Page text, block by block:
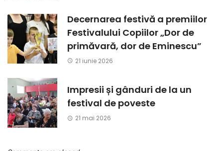
Decernarea festivă a premiilor
Festivalului Copiilor „Dor de
primăvară, dor de Eminescu”
21 iunie 2026
Impresii și gânduri de la un
festival de poveste
21 mai 2026